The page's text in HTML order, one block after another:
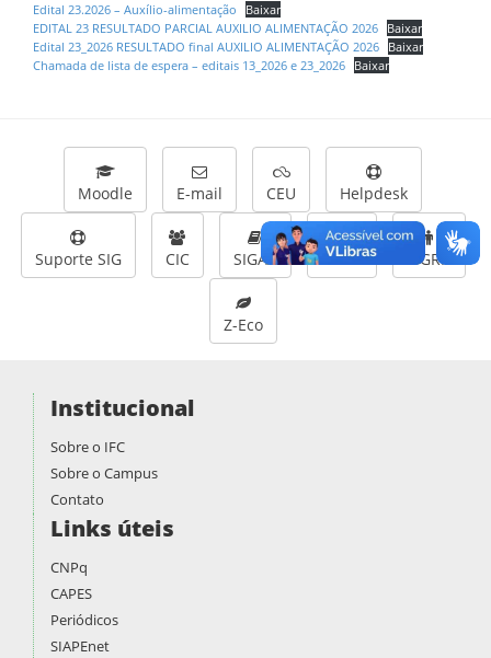
Edital 23.2026 – Auxílio-alimentação
Baixar
EDITAL 23 RESULTADO PARCIAL AUXILIO ALIMENTAÇÃO 2026 Baixar
Edital 23_2026 RESULTADO final AUXILIO ALIMENTAÇÃO 2026 Baixar
Chamada de lista de espera – editais 13_2026 e 23_2026 Baixar
Moodle E-mail CEU Helpdesk
Suporte SIG CIC SIGAA SIPAC SIGRH
Z-Eco
Institucional
Sobre o IFC
Sobre o Campus
Contato
Links úteis
CNPq
CAPES
Periódicos
SIAPEnet